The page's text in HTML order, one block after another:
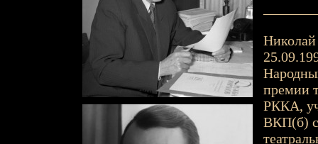
Николай
премии
РККА,
ВКП(б) с